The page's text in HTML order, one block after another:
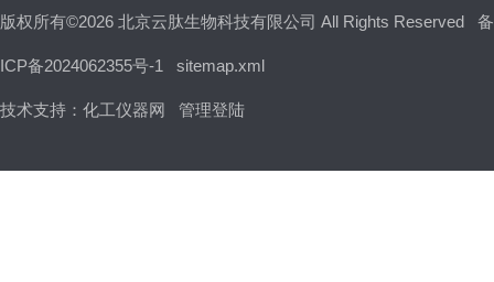
版权所有©2026 北京云肽生物科技有限公司 All Rights Reserved
ICP备2024062355号-1 sitemap.xml
技术支持： 化工仪器网 管理登陆